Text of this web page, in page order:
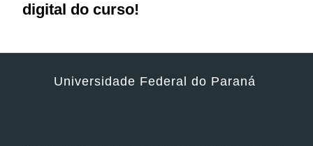
digital do curso!
Universidade Federal do Paraná